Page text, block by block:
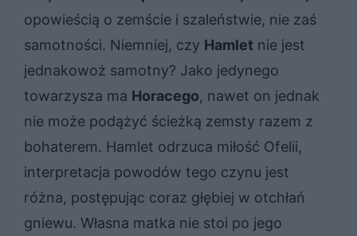
opowieścią o zemście i szaleństwie, nie zaś
samotności. Niemniej, czy Hamlet nie jest
jednakowoż samotny? Jako jedynego
towarzysza ma Horacego, nawet on jednak
nie może podążyć ścieżką zemsty razem z
bohaterem. Hamlet odrzuca miłość Ofelii,
interpretacja powodów tego czynu jest
różna, postępując coraz głębiej w otchłań
gniewu. Własna matka nie stoi po jego